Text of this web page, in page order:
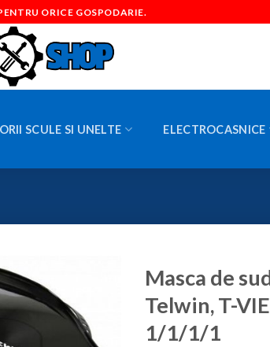
ORICE GOSPODARIE.
SCULE SI UNELTE ELECTROCASNICE
Masca de
Telwin, T-
1/1/1/1